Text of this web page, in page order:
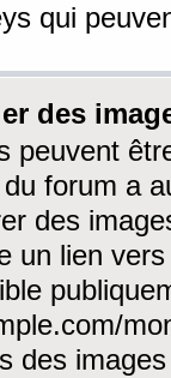
qui
des
peuvent
du forum a
des
un lien
des